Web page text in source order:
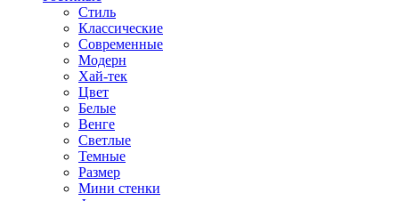
Стиль
Классические
Современные
Модерн
Хай-тек
Цвет
Белые
Венге
Светлые
Темные
Размер
Мини стенки